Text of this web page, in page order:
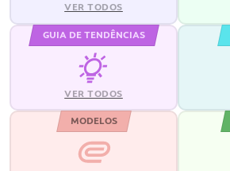
VER TODOS
GUIA DE TENDÊNCIAS
VER TODOS
MODELOS